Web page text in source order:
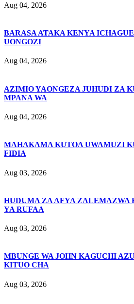
Aug 04, 2026
BARASA ATAKA KENYA
UONGOZI
Aug 04, 2026
AZIMIO YAONGEZA JUHUDI ZA
MPANA WA
Aug 04, 2026
MAHAKAMA KUTOA UWAMUZI
FIDIA
Aug 03, 2026
HUDUMA ZA AFYA ZALEMAZWA
YA RUFAA
Aug 03, 2026
MBUNGE WA JOHN KAGUCHI
KITUO CHA
Aug 03, 2026